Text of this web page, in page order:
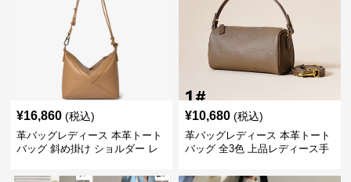
¥16,860 (税込)
革バッグレディース 本革トート
バッグ 斜め掛け ショルダー レ
¥10,680 (税込)
革バッグレディース 本革トート
バッグ 全3色 上品レディース手